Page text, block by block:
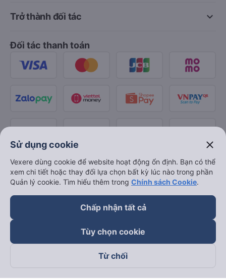
keyboard_arrow_down
Trở thành đối tác
Đối tác thanh toán
Theo dõi chúng tôi trên
Sử dụng cookie close
Vexere dùng cookie để website hoạt động ổn định. Bạn có thể
xem chi tiết hoặc thay đổi lựa chọn bất kỳ lúc nào trong phần
Quản lý cookie. Tìm hiểu thêm trong Chính sách Cookie.
Chấp nhận tất cả
Tùy chọn cookie
Từ chối